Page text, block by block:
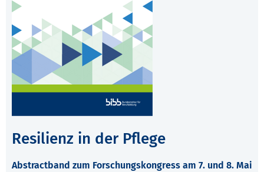
Resilienz in der Pflege
Abstractband zum Forschungskongress am 7. und 8. Mai